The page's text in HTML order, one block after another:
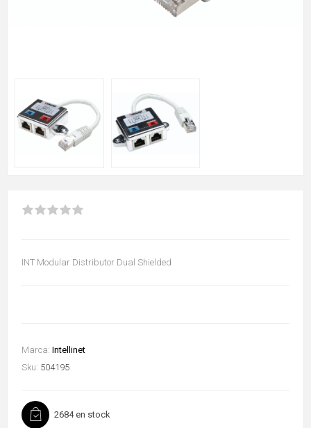
INT Modular Distributor Dual Shielded
Marca: Intellinet
Sku: 504195
2684 en stock